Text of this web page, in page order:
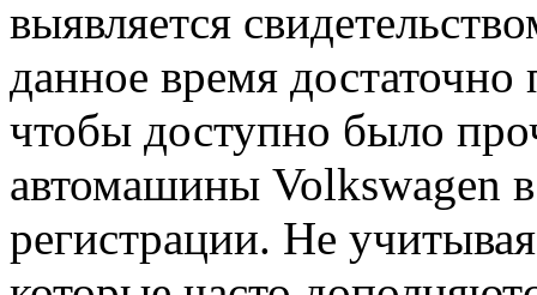
выявляется
данное время достаточно
чтобы доступно было
автомашины Volkswagen
регистрации. Не